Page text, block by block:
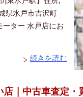
県水戸市吉沢町
ーター 水戸店にお
続きを読む
店｜中古車査定・